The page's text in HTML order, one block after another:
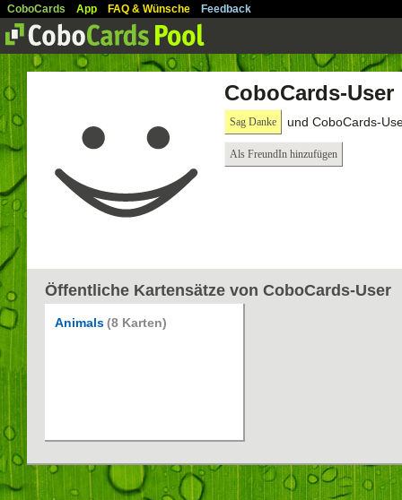
CoboCards App FAQ & Wünsche Feedback
CoboCards-User
Sag Danke und CoboCards-
Als FreundIn hinzufügen
Öffentliche Kartensätze von CoboCards-User
Animals(8 Karten)